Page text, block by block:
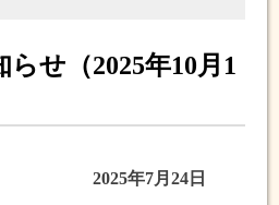
新
せ（2025年10月1
2025年7月24日